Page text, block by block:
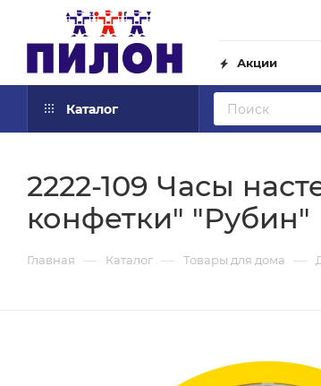
Акции
Каталог
2222-109 Часы
конфетки" "Рубин"
Главная — Каталог — Товары для дома —